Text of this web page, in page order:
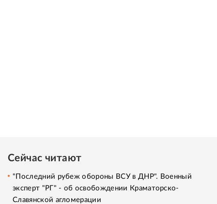
Сейчас читают
"Последний рубеж обороны ВСУ в ДНР". Военный
эксперт "РГ" - об освобождении Краматорско-
Славянской агломерации